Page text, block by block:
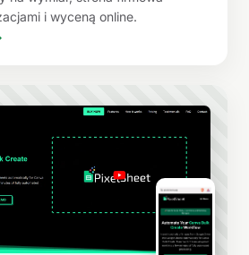
i wyceną online.